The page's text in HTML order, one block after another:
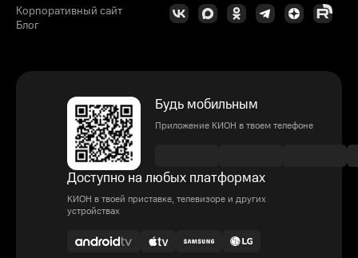
Корпоративный сайт
Блог
Будь мобильным
Приложение КИОН в твоем телефоне
Доступно на любых платформах
КИОН в твоей приставке, телевизоре и других
устройствах